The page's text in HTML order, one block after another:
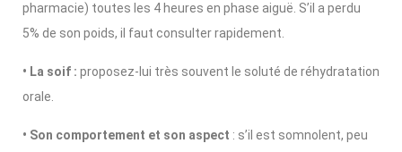
pharmacie) toutes les 4 heures en phase aiguë. S’il a perdu
5% de son poids, il faut consulter rapidement.
• La soif : proposez-lui très souvent le soluté de réhydratation
orale.
• Son comportement et son aspect : s’il est somnolent, peu